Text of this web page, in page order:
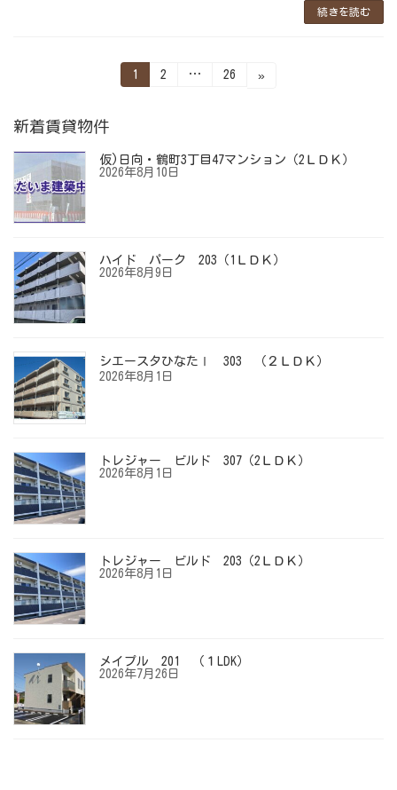
続きを読む
の
ペ
ー
ジ
送
り
固
定
1
固
2 …
固
26 »
新着賃貸物件
仮)日向・鶴町3丁目47マンション（2ＬＤＫ）
2026年8月10日
ハイド パーク 203（1ＬＤＫ）
2026年8月9日
シエースタひなたⅠ 303 （２ＬＤＫ）
2026年8月1日
トレジャー ビルド 307（2ＬＤＫ）
2026年8月1日
トレジャー ビルド 203（2ＬＤＫ）
2026年8月1日
メイプル 201 （１LDK）
2026年7月26日